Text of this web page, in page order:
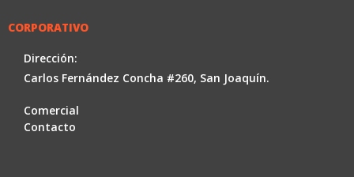
CORPORATIVO
Dirección:
Carlos Fernández Concha #260, San Joaquín.
Comercial
Contacto